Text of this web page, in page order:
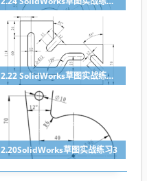
2.22 SolidWorks草图实战练习5
2.20SolidWorks草图实战练习3